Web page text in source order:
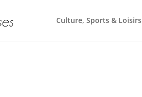
Culture, Sports & Loisirs